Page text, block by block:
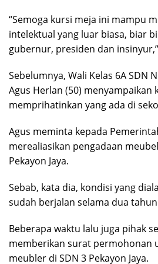
“Semoga kursi meja ini mampu
intelektual yang luar biasa, biar
gubernur, presiden dan
Sebelumnya, Wali Kelas 6A SDN
Agus Herlan (50) menyampaikan
memprihatinkan yang ada di
Agus meminta kepada
merealiasikan pengadaan
Pekayon Jaya.
Sebab, kata dia, kondisi yang
sudah berjalan selama dua
Beberapa waktu lalu juga pihak
memberikan surat permohonan
meubler di SDN 3 Pekayon Jaya.